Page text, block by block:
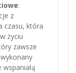
:
z
czasu, która
życiu
zawsze